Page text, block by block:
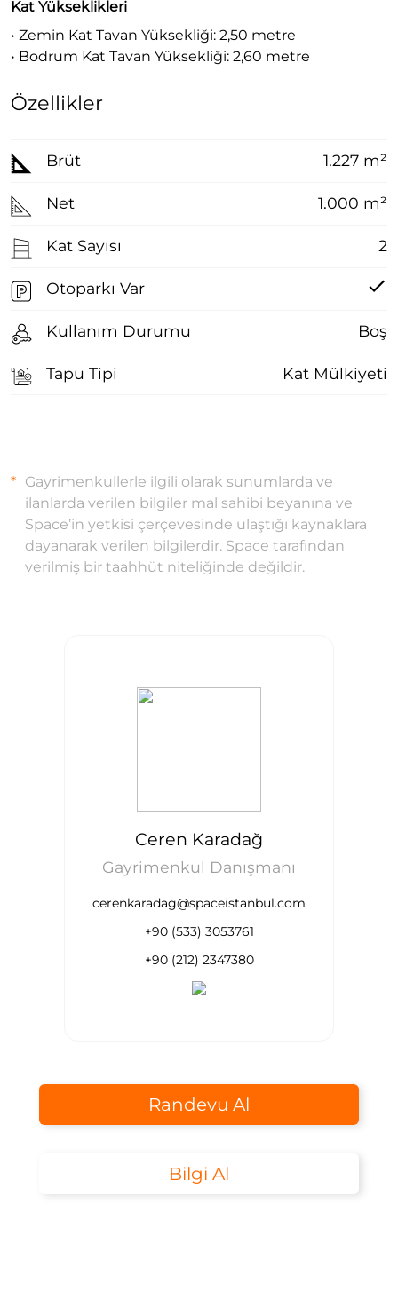
Kat Yükseklikleri
• Zemin Kat Tavan Yüksekliği: 2,50 metre
• Bodrum Kat Tavan Yüksekliği: 2,60 metre
Özellikler
Brüt 1.227 m²
Net 1.000 m²
Kat Sayısı 2
Otoparkı Var
Kullanım Durumu Boş
Tapu Tipi Kat Mülkiyeti
Gayrimenkullerle ilgili olarak sunumlarda ve
ilanlarda verilen bilgiler mal sahibi beyanına ve
Space’in yetkisi çerçevesinde ulaştığı kaynaklara
dayanarak verilen bilgilerdir. Space tarafından
verilmiş bir taahhüt niteliğinde değildir.
Ceren Karadağ
Gayrimenkul Danışmanı
cerenkaradag@spaceistanbul.com
+90 (533) 3053761
+90 (212) 2347380
Randevu Al
Bilgi Al